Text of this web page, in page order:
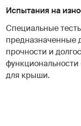
Испытания на
Специальные
предназначенные
прочности и
для крыши.